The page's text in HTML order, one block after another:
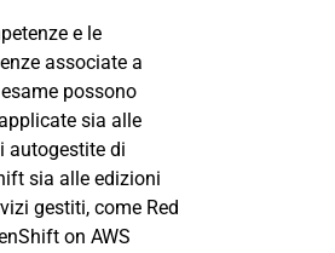
e le
associate a
possono
sia alle
autogestite di
sia alle edizioni
gestiti, come Red
on AWS